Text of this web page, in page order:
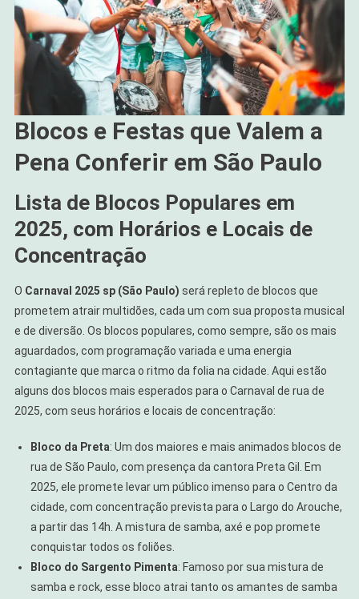
Blocos e Festas que Valem a
Pena Conferir em São Paulo
Lista de Blocos Populares em
2025, com Horários e Locais de
Concentração
O Carnaval 2025 sp (São Paulo) será repleto de blocos que
prometem atrair multidões, cada um com sua proposta musical
e de diversão. Os blocos populares, como sempre, são os mais
aguardados, com programação variada e uma energia
contagiante que marca o ritmo da folia na cidade. Aqui estão
alguns dos blocos mais esperados para o Carnaval de rua de
2025, com seus horários e locais de concentração:
Bloco da Preta: Um dos maiores e mais animados blocos de
rua de São Paulo, com presença da cantora Preta Gil. Em
2025, ele promete levar um público imenso para o Centro da
cidade, com concentração prevista para o Largo do Arouche,
a partir das 14h. A mistura de samba, axé e pop promete
conquistar todos os foliões.
Bloco do Sargento Pimenta: Famoso por sua mistura de
samba e rock, esse bloco atrai tanto os amantes de samba